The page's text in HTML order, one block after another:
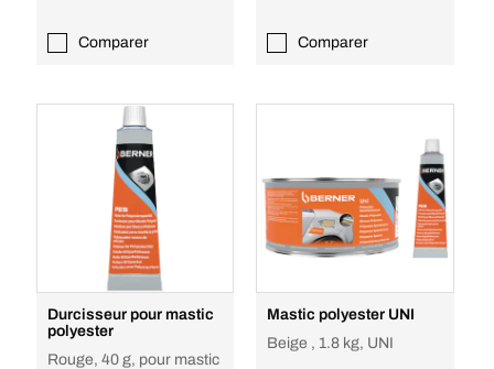
Comparer Comparer
Durcisseur pour mastic
polyester
Rouge, 40 g, pour mastic
Mastic polyester UNI
Beige , 1.8 kg, UNI